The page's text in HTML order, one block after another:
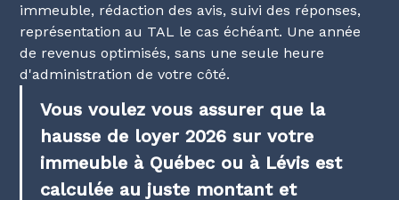
immeuble, rédaction des avis, suivi des réponses,
représentation au TAL le cas échéant. Une année
de revenus optimisés, sans une seule heure
d'administration de votre côté.
Vous voulez vous assurer que la
hausse de loyer 2026 sur votre
immeuble à Québec ou à Lévis est
calculée au juste montant et